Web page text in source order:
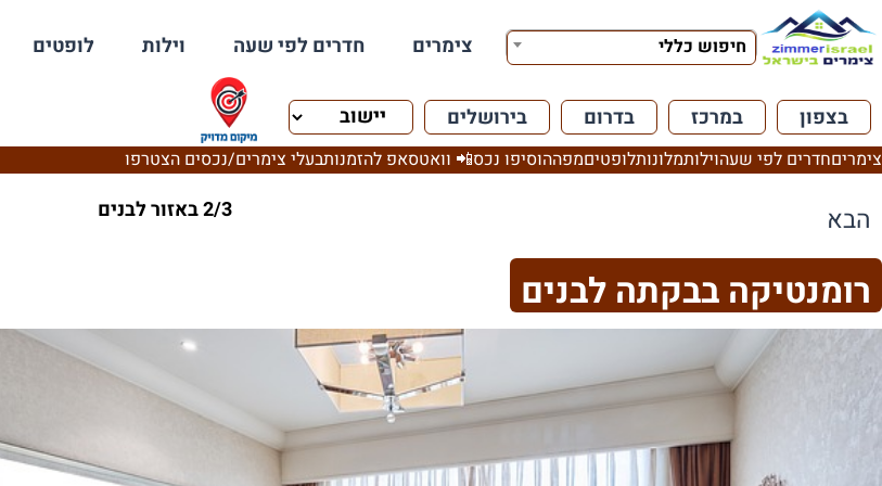
חיפוש כללי צימרים חדרים לפי שעה וילות לופטים
בצפון במרכז בדרום בירושלים
צימריםחדרים לפי שעהוילותמלונותלופטיםמפההוסיפו נכס📲 וואטסאפ להזמנותבעלי צימרים/נכסים הצטרפו
הבא 2/3 באזור לבנים
רומנטיקה בבקתה לבנים